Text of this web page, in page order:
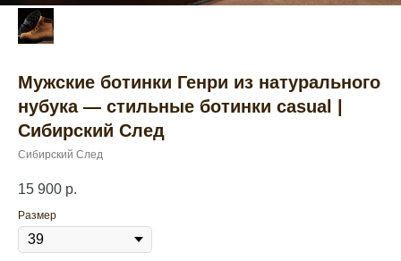
Мужские ботинки Генри из натурального
нубука — стильные ботинки casual |
Сибирский След
Сибирский След
15 900 р.
Размер